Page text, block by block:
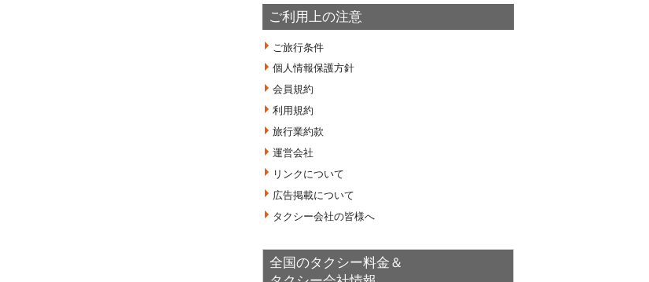
ご利用上の注意
ご旅行条件
個人情報保護方針
会員規約
利用規約
旅行業約款
運営会社
リンクについて
広告掲載について
タクシー会社の皆様へ
全国のタクシー料金＆